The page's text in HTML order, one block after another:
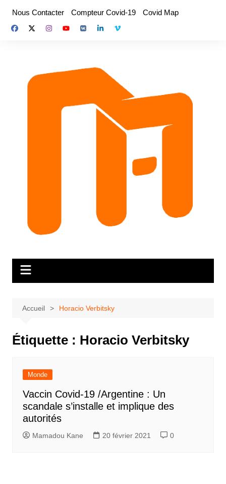
contenu
Nous Contacter Compteur Covid-19 Covid Map
Accueil Horacio Verbitsky
Étiquette : Horacio Verbitsky
Monde
Vaccin Covid-19 /Argentine : Un
scandale s’installe et implique des
autorités
Mamadou Kane 20 février 2021 0